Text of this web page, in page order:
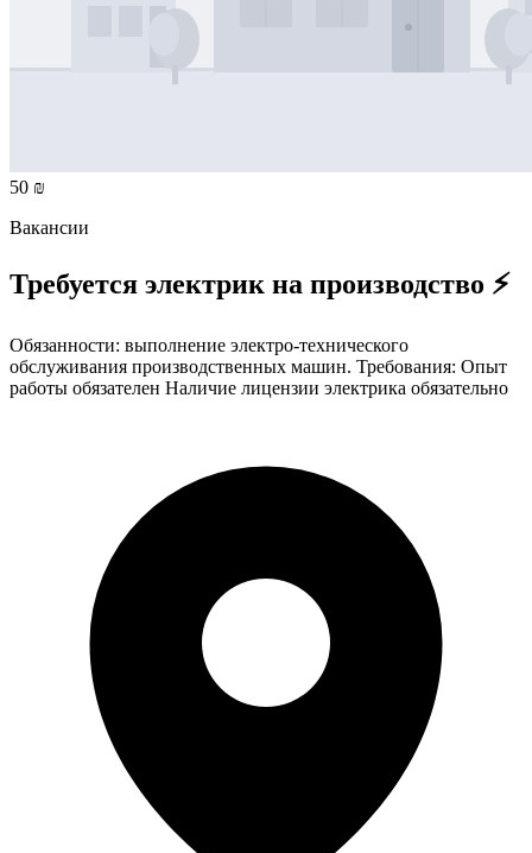
50 ₪
Вакансии
Требуется электрик на производство ⚡
Обязанности: выполнение электро-технического
обслуживания производственных машин. Требования: Опыт
работы обязателен Наличие лицензии электрика обязательно